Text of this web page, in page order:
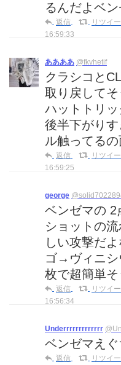
るんだよベ
返信 リツイ
16:59:33
ああああ @fkvhetif
クラシコと
取り戻して
ハットトリッ
後半下がり
ル触ってる
返信 リツイ
16:59:25
george
ベンゼマの 2
ショットの
しい攻撃だ
ゴ→ヴィニ
枚で超簡単
返信 リツイ
16:56:34
Underrrrrrrrrrrrr
ベンゼマえ
返信 リツイ